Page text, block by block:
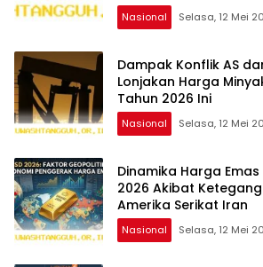
Nasional
Dampak Konflik AS
Lonjakan Harga
Tahun 2026 Ini
Nasional
Dinamika Harga
2026 Akibat
Amerika Serikat Iran
Nasional